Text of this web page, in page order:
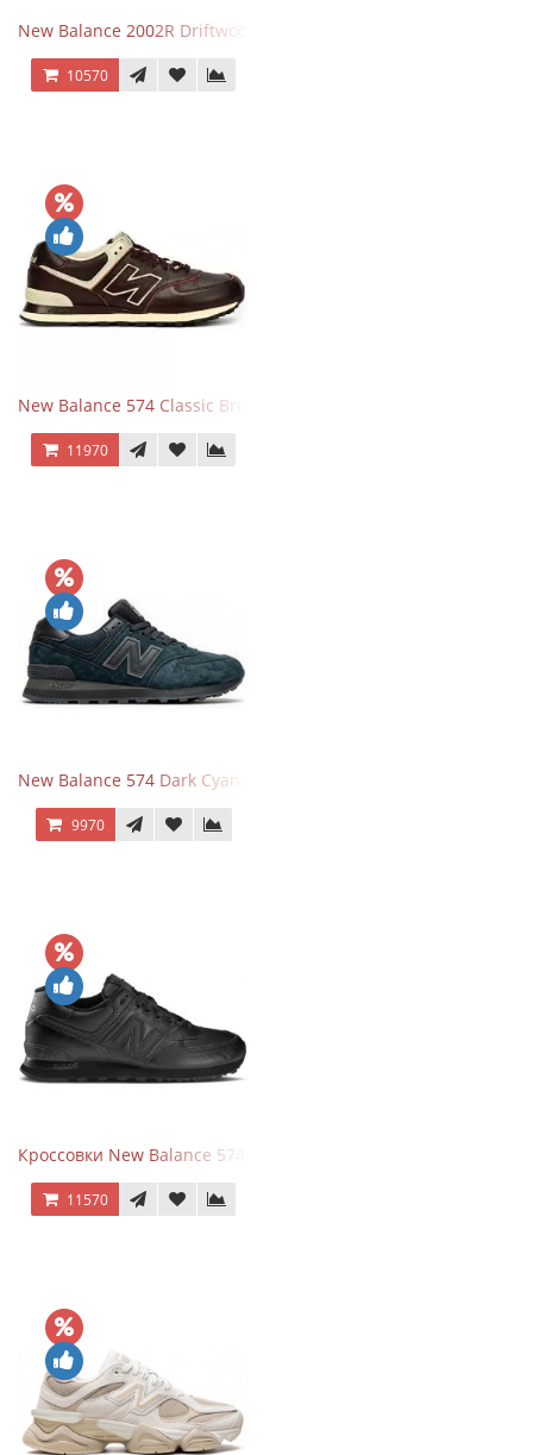
New Balance 2002R Driftwood Sea Salt бежевые
10570
New Balance 574 Classic Brown White
11970
New Balance 574 Dark Cyan Black Suede
9970
Кроссовки New Balance 574 Triple Black Leather
11570